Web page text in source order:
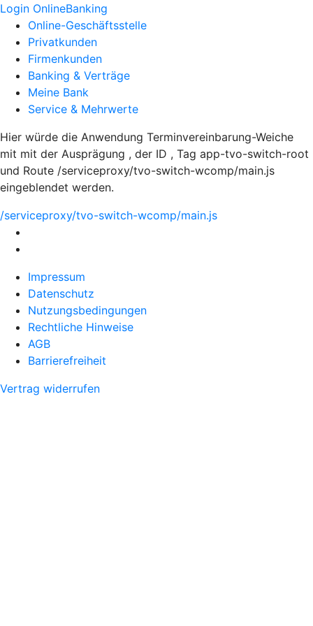
Login OnlineBanking
Online-Geschäftsstelle
Privatkunden
Firmenkunden
Banking & Verträge
Meine Bank
Service & Mehrwerte
Hier würde die Anwendung Terminvereinbarung-Weiche
mit mit der Ausprägung , der ID , Tag app-tvo-switch-root
und Route /serviceproxy/tvo-switch-wcomp/main.js
eingeblendet werden.
/serviceproxy/tvo-switch-wcomp/main.js
Impressum
Datenschutz
Nutzungsbedingungen
Rechtliche Hinweise
AGB
Barrierefreiheit
Vertrag widerrufen